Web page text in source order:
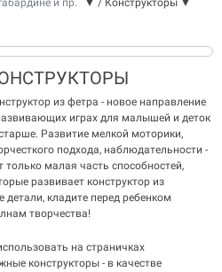
и пр. ▼ / Конструкторы ▼
из фетра - новое направление
играх для малышей и деток
Развитие мелкой моторики,
подхода, наблюдательности -
только малая часть способностей,
развивает конструктор из
кладите перед ребенком
творчества!
на страничках
конструкторы - в качестве